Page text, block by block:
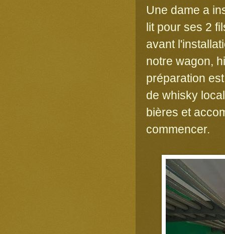
Une dame a
lit pour ses 2
avant
notre wagon,
préparation
de whisky
bières et
commencer.